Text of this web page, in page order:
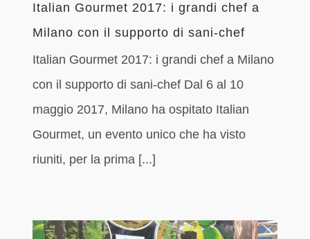
Italian Gourmet 2017: i grandi chef a
Milano con il supporto di sani-chef
Italian Gourmet 2017: i grandi chef a Milano
con il supporto di sani-chef Dal 6 al 10
maggio 2017, Milano ha ospitato Italian
Gourmet, un evento unico che ha visto
riuniti, per la prima [...]